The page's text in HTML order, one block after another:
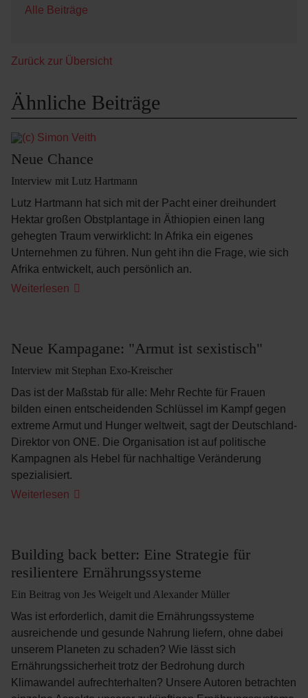
Alle Beiträge
Zurück zur Übersicht
Ähnliche Beiträge
Neue Chance
Interview mit Lutz Hartmann
Lutz Hartmann hat sich mit der Pacht einer dreihundert
Hektar großen Obstplantage in Äthiopien einen lang
gehegten Traum verwirklicht: In Afrika ein eigenes
Unternehmen zu führen. Nun geht ihn die Frage, wie sich
Afrika entwickelt, auch persönlich an.
Weiterlesen Neue
Neue Kampagane: "Armut ist sexistisch"
Interview mit Stephan Exo-Kreischer
Das ist der Maßstab für alle: Mehr Rechte für Frauen
bilden einen entscheidenden Schlüssel im Kampf gegen
extreme Armut und Hunger weltweit, sagt der Deutschland-
Direktor von ONE. Die Organisation ist auf politische
Kampagnen als Hebel für nachhaltige Veränderung
spezialisiert.
Weiterlesen Neue
Building back better: Eine Strategie für
resilientere Ernährungssysteme
Ein Beitrag von Jes Weigelt und Alexander Müller
Was ist erforderlich, damit die Ernährungssysteme
ausreichende und gesunde Nahrung liefern, ohne dabei
unserem Planeten zu schaden? Wie lässt sich
Ernährungssicherheit trotz der Bedrohung durch
Klimawandel aufrechterhalten? Unsere Autoren betrachten